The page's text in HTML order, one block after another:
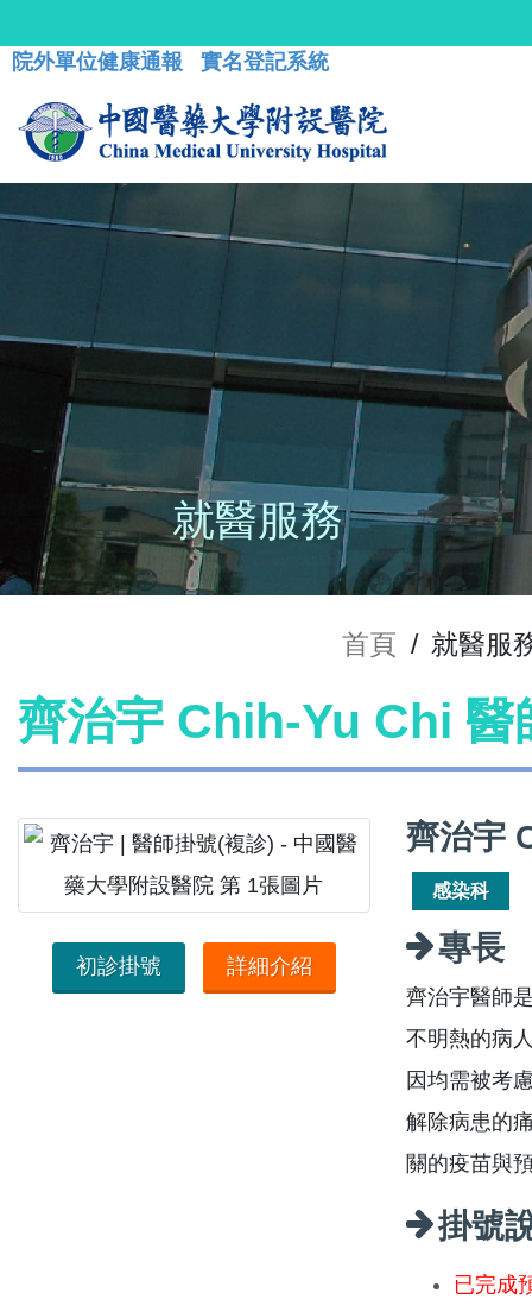
院外單位健康通報 實名登記系統
就醫服務
首頁 / 就醫服
齊治宇 Chih-Yu Chi 醫
初診掛號 詳細介紹
齊治宇
感染科
專長
齊治宇醫師
不明熱的病
因均需被考
解除病患的
關的疫苗與
掛號
已完成